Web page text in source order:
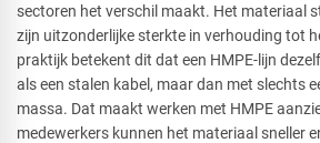
sectoren het verschil maakt. Het materiaal
zijn uitzonderlijke sterkte in verhouding tot
praktijk betekent dit dat een HMPE-lijn
als een stalen kabel, maar dan met slechts
massa. Dat maakt werken met HMPE
medewerkers kunnen het materiaal sneller